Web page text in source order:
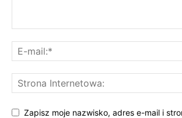
Zapisz moje nazwisko, adres e-mail i